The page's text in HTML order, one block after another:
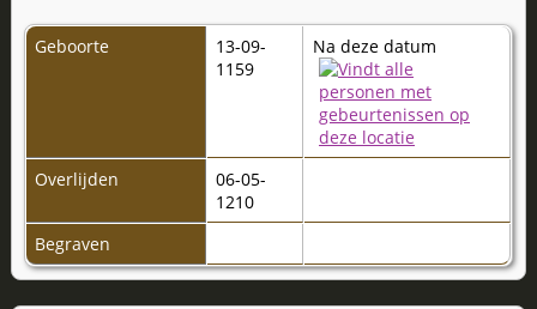
Geboorte
13-09-
1159
Na deze datum
Overlijden
06-05-
1210
Begraven